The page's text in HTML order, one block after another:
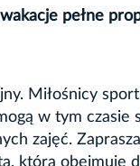
pełne
Miłośnicy
w tym czasie
zajęć.
która obejmuje